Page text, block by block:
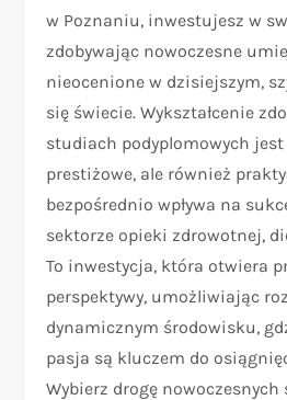
w Poznaniu, inwestujesz w
zdobywając nowoczesne
nieocenione w dzisiejszym,
się świecie. Wykształcenie
studiach podyplomowych
prestiżowe, ale również
bezpośrednio wpływa na
sektorze opieki zdrowotnej,
To inwestycja, która otwiera
perspektywy, umożliwiając
dynamicznym środowisku,
pasja są kluczem do
Wybierz drogę nowoczesnych